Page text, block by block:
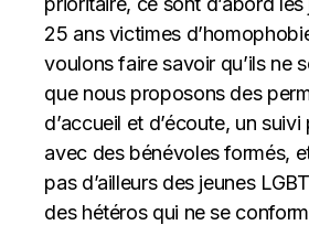
25 ans victimes
voulons faire savoir qu’ils ne
que nous proposons des
d’accueil et d’écoute, un
avec des bénévoles formés,
pas d’ailleurs des jeunes
des hétéros qui ne se